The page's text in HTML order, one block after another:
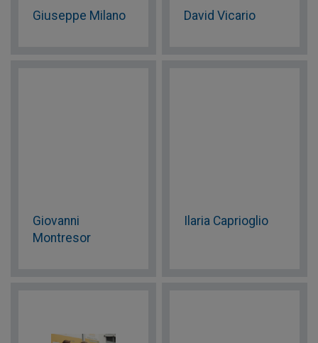
Giuseppe Milano David Vicario
Giovanni
Montresor
Ilaria Caprioglio